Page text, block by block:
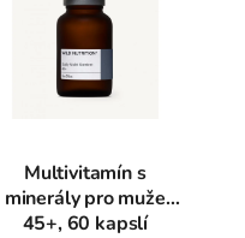
Multivitamín s
minerály pro muže
45+, 60 kapslí